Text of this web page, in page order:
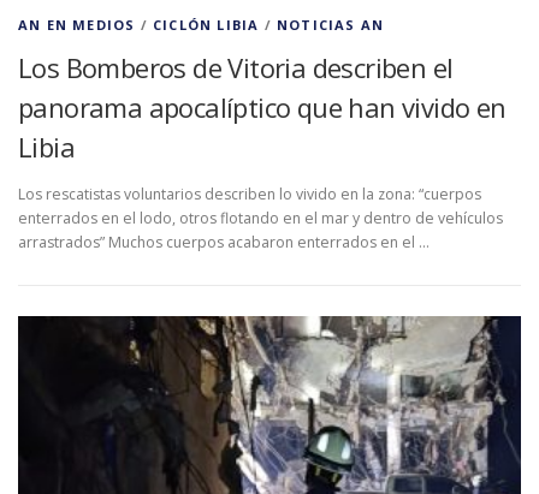
AN EN MEDIOS / CICLÓN LIBIA / NOTICIAS AN
Los Bomberos de Vitoria describen el
panorama apocalíptico que han vivido en
Libia
Los rescatistas voluntarios describen lo vivido en la zona: “cuerpos
enterrados en el lodo, otros flotando en el mar y dentro de vehículos
arrastrados” Muchos cuerpos acabaron enterrados en el …